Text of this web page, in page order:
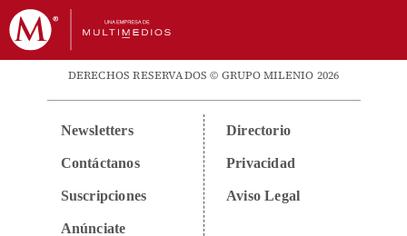
DERECHOS RESERVADOS © GRUPO MILENIO 2026
Newsletters
Contáctanos
Suscripciones
Anúnciate
Directorio
Privacidad
Aviso Legal